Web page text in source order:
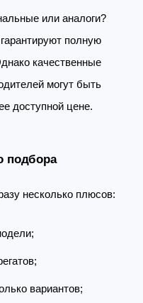
или аналоги?
полную
качественные
могут быть
доступной цене.
подбора
несколько плюсов:
вариантов;